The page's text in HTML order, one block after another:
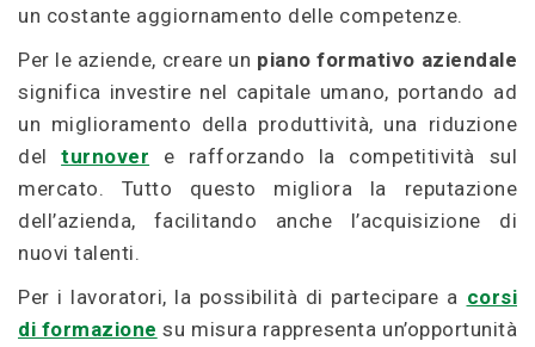
un costante aggiornamento delle competenze.
Per le aziende, creare un piano formativo aziendale
significa investire nel capitale umano, portando ad
un miglioramento della produttività, una riduzione
delturnover e rafforzando la competitività sul
mercato. Tutto questo migliora la reputazione
dell’azienda, facilitando anche l’acquisizione di
nuovi talenti.
Per i lavoratori, la possibilità di partecipare a corsi
di formazione su misura rappresenta un’opportunità